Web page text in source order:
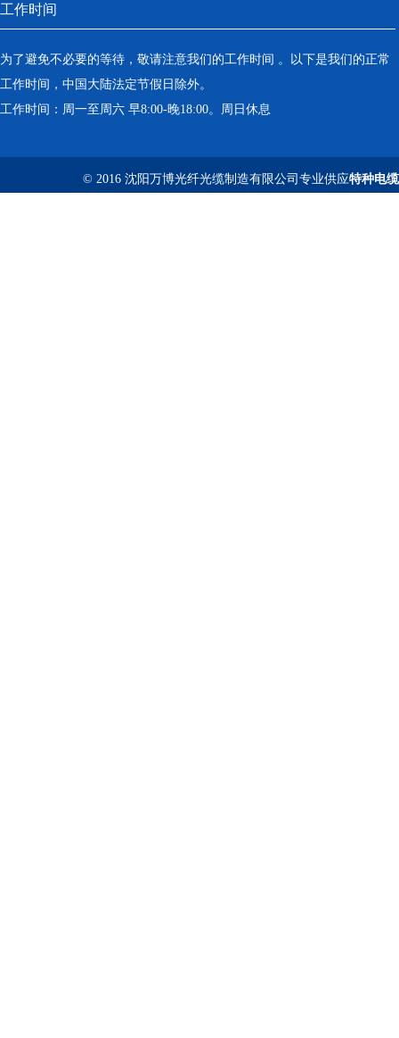
工作时间
为了避免不必要的等待，敬请注意我们的工作时间 。以下是我们的正常
工作时间，中国大陆法定节假日除外。
工作时间：周一至周六 早8:00-晚18:00。周日休息
© 2016 沈阳万博光纤光缆制造有限公司专业供应特种电缆